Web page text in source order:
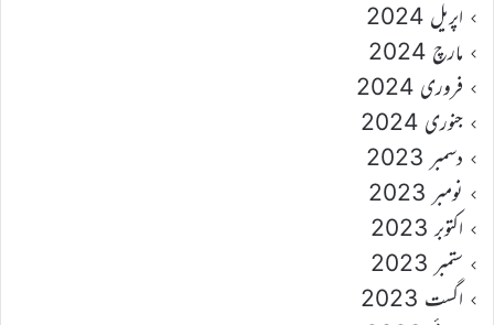
اپریل 2024
مارچ 2024
فروری 2024
جنوری 2024
دسمبر 2023
نومبر 2023
اکتوبر 2023
ستمبر 2023
اگست 2023